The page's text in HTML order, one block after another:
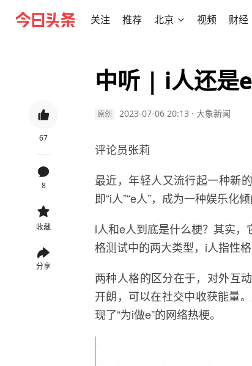
关注 推荐 北京 视频 财经
67
8
收藏
分享
中听 | i人还是
原创 2023-07-06 20:13 · 大象新闻
评论员张莉
最近，年轻人又流行起一种新
即“i人”“e人”，成为一种娱乐化倾
i人和e人到底是什么梗？其实
格测试中的两大类型，i人指性
两种人格的区分在于，对外互
开朗，可以在社交中收获能量
现了“为i做e”的网络热梗。